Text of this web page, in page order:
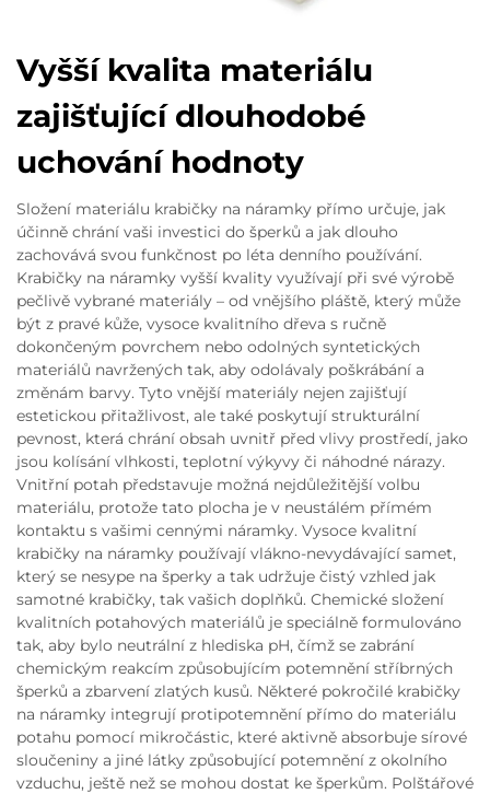
Vyšší kvalita materiálu
zajišťující dlouhodobé
uchování hodnoty
Složení materiálu krabičky na náramky přímo určuje, jak
účinně chrání vaši investici do šperků a jak dlouho
zachovává svou funkčnost po léta denního používání.
Krabičky na náramky vyšší kvality využívají při své výrobě
pečlivě vybrané materiály – od vnějšího pláště, který může
být z pravé kůže, vysoce kvalitního dřeva s ručně
dokončeným povrchem nebo odolných syntetických
materiálů navržených tak, aby odolávaly poškrábání a
změnám barvy. Tyto vnější materiály nejen zajišťují
estetickou přitažlivost, ale také poskytují strukturální
pevnost, která chrání obsah uvnitř před vlivy prostředí, jako
jsou kolísání vlhkosti, teplotní výkyvy či náhodné nárazy.
Vnitřní potah představuje možná nejdůležitější volbu
materiálu, protože tato plocha je v neustálém přímém
kontaktu s vašimi cennými náramky. Vysoce kvalitní
krabičky na náramky používají vlákno-nevydávající samet,
který se nesype na šperky a tak udržuje čistý vzhled jak
samotné krabičky, tak vašich doplňků. Chemické složení
kvalitních potahových materiálů je speciálně formulováno
tak, aby bylo neutrální z hlediska pH, čímž se zabrání
chemickým reakcím způsobujícím potemnění stříbrných
šperků a zbarvení zlatých kusů. Některé pokročilé krabičky
na náramky integrují protipotemnění přímo do materiálu
potahu pomocí mikročástic, které aktivně absorbuje sírové
sloučeniny a jiné látky způsobující potemnění z okolního
vzduchu, ještě než se mohou dostat ke šperkům. Polštářové